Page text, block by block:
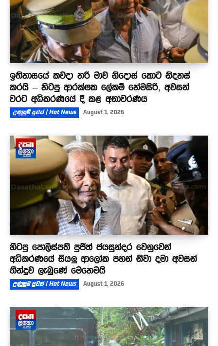
ඉතිහාසයේ කවදා හරි මාව නිදොස් කොට නිදහස්
කරයි – හිටපු ආරක්ෂක ලේකම් හේමසිරි, අවසන්
වරට අධිකරණයේ දී කළ අනාවරණය
උණුසුම් පුවත් | Hot News August 1, 2026
හිටපු පොලිස්පති පූජිත් ජයසුන්දර වෙනුවෙන්
අධිකරණයේ සියලු ආලෝක පහන් නිවා දමා අවසන්
තීන්දුව ලැබුණේ මෙහෙමයි
උණුසුම් පුවත් | Hot News August 1, 2026